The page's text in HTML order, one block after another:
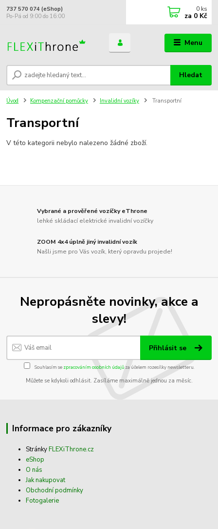
Menu
Hledat
737 570 074 (eShop)
Po-Pá od 9:00 do 16:00
0 ks
za 0 Kč
Úvod Kompenzační pomůcky Invalidní vozíky Transportní
Transportní
V této kategorii nebylo nalezeno žádné zboží.
Vybrané a prověřené vozíčky eThrone
lehké skládací elektrické invalidní vozíčky
ZOOM 4x4 úplně jiný invalidní vozík
Našli jsme pro Vás vozík, který opravdu projede!
Nepropásněte novinky, akce a
slevy!
Přihlásit se
Souhlasím se zpracováním osobních údajůza účelem rozesílky newsletteru.
Můžete se kdykoli odhlásit. Zasíláme maximálně jednou za měsíc.
Informace pro zákazníky
StránkyFLEXiThrone.cz
eShop
O nás
Jak nakupovat
Obchodní podmínky
Fotogalerie